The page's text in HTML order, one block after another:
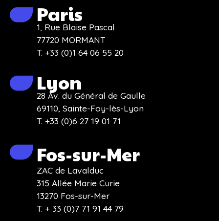
Paris
1, Rue Blaise Pascal
77720 MORMANT
T. +33 (0)1 64 06 55 20
Lyon
28 Av. du Général de Gaulle
69110, Sainte-Foy-lès-Lyon
T. +33 (0)6 27 19 01 71
Fos-sur-Mer
ZAC de Lavalduc
315 Allée Marie Curie
13270 Fos-sur-Mer
T. + 33 (0)7 71 91 44 79